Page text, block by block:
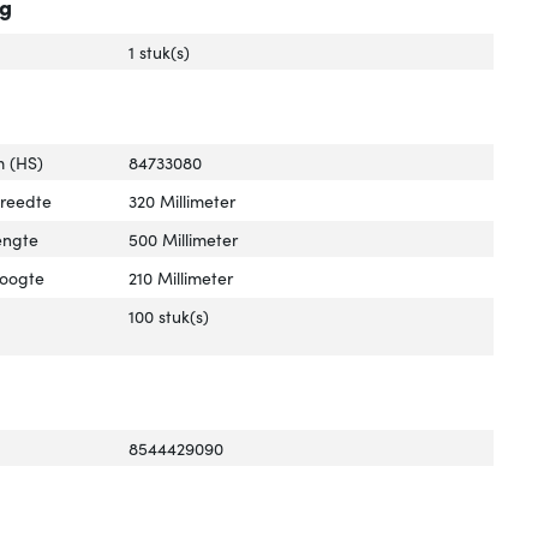
1 stuk(s)
(HS)
84733080
320 Millimeter
500 Millimeter
210 Millimeter
100 stuk(s)
8544429090